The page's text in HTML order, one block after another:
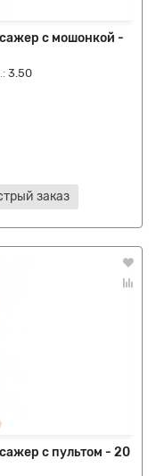
с мошонкой -
3.50
заказ
с пультом - 20